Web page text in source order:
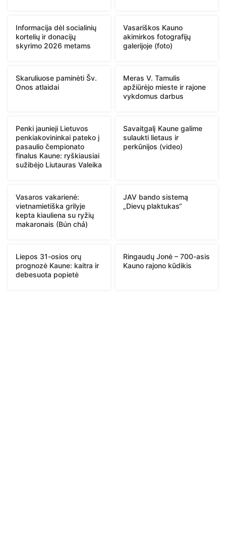
Informacija dėl socialinių
kortelių ir donacijų
skyrimo 2026 metams
Vasariškos Kauno
akimirkos fotografijų
galerijoje (foto)
Skaruliuose paminėti Šv.
Onos atlaidai
Meras V. Tamulis
apžiūrėjo mieste ir rajone
vykdomus darbus
Penki jaunieji Lietuvos
penkiakovininkai pateko į
pasaulio čempionato
finalus Kaune: ryškiausiai
sužibėjo Liutauras Valeika
Savaitgalį Kaune galime
sulaukti lietaus ir
perkūnijos (video)
Vasaros vakarienė:
vietnamietiška grilyje
kepta kiauliena su ryžių
makaronais (Bún chả)
JAV bando sistemą
„Dievų plaktukas“
Liepos 31-osios orų
prognozė Kaune: kaitra ir
debesuota popietė
Ringaudų Jonė – 700-asis
Kauno rajono kūdikis